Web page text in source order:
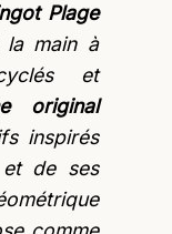
Plage
la main à
et
original
inspirés
de ses